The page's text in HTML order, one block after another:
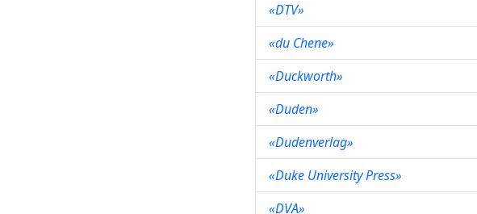
«DTV»
«du Chene»
«Duckworth»
«Duden»
«Dudenverlag»
«Duke University Press»
«DVA»